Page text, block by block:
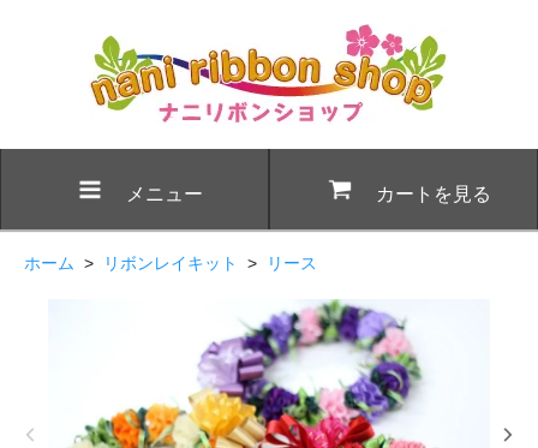
メニュー カートを見る
ホーム > リボンレイキット > リース